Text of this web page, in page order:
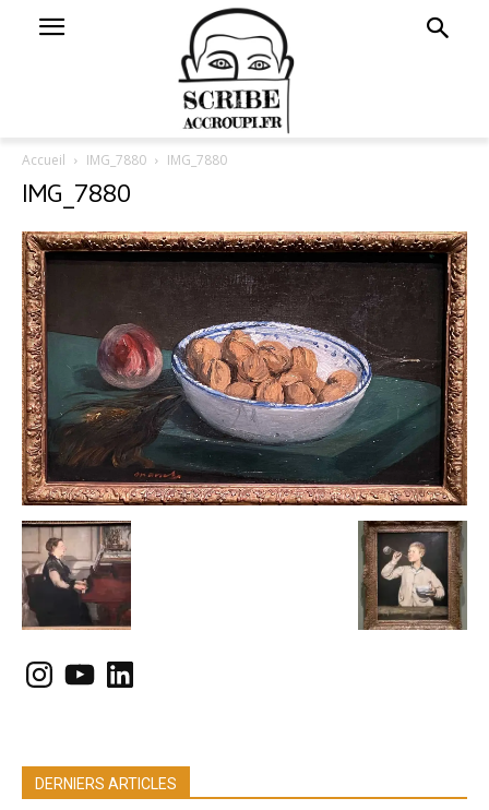
Accueil IMG_7880 IMG_7880
IMG_7880
Instagram
YouTubeLinkedIn
DERNIERS ARTICLES